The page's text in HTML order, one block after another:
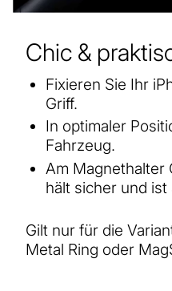
Chic &
Fixieren Sie Ihr
Griff.
In optimaler
Fahrzeug.
Am Magnethalter
hält sicher und ist
Gilt nur für die
Metal Ring oder